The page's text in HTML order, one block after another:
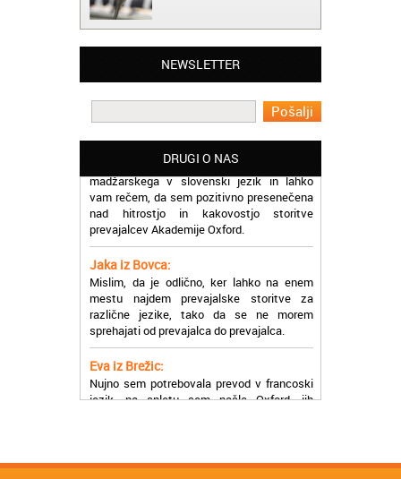
NEWSLETTER
DRUGI O NAS
Matjaž iz Ajdovščine:
Oxford, ker so resnično profesionalni in
prevajalske storitve opravljajo hitro in
Martina iz Bleda:
Potrebovala sem prevajanje iz
madžarskega v slovenski jezik in lahko
vam rečem, da sem pozitivno presenečena
nad hitrostjo in kakovostjo storitve
prevajalcev Akademije Oxford.
Jaka iz Bovca:
Mislim, da je odlično, ker lahko na enem
mestu najdem prevajalske storitve za
različne jezike, tako da se ne morem
sprehajati od prevajalca do prevajalca.
Eva iz Brežic:
Nujno sem potrebovala prevod v francoski
jezik, na spletu sem našla Oxford, jih
poklicala in v roku nekaj ur sem po
Zoran iz Velenja: